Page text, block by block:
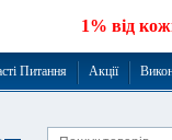
1% від
Питання Акції